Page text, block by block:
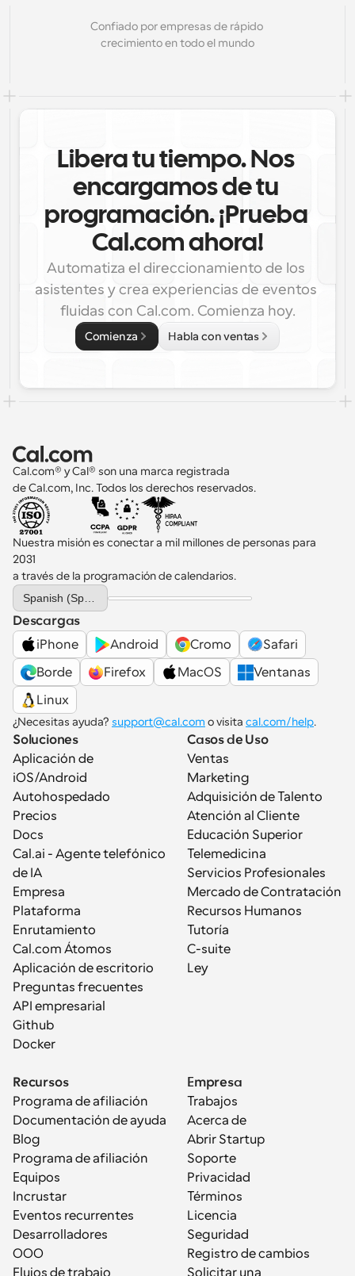
Confiado por empresas de rápido
crecimiento en todo el mundo
Libera tu tiempo. Nos
encargamos de tu
programación. ¡Prueba
Cal.com ahora!
Automatiza el direccionamiento de los
asistentes y crea experiencias de eventos
fluidas con Cal.com. Comienza hoy.
Comienza Habla con ventas
Cal.com® y Cal® son una marca registrada
de Cal.com, Inc. Todos los derechos reservados.
Nuestra misión es conectar a mil millones de personas para
2031
a través de la programación de calendarios.
Select Language
Descargas
iPhone
Android Cromo
Safari
Borde
Firefox MacOS
Ventanas
Linux
¿Necesitas ayuda? support@cal.com o visita cal.com/help.
Soluciones
Aplicación de
iOS/Android
Autohospedado
Precios
Docs
Cal.ai - Agente telefónico
de IA
Empresa
Plataforma
Enrutamiento
Cal.com Átomos
Aplicación de escritorio
Preguntas frecuentes
API empresarial
Github
Docker
Casos de Uso
Ventas
Marketing
Adquisición de Talento
Atención al Cliente
Educación Superior
Telemedicina
Servicios Profesionales
Mercado de Contratación
Recursos Humanos
Tutoría
C-suite
Ley
Recursos
Programa de afiliación
Documentación de ayuda
Blog
Programa de afiliación
Equipos
Incrustar
Eventos recurrentes
Desarrolladores
OOO
Flujos de trabajo
Empresa
Trabajos
Acerca de
Abrir Startup
Soporte
Privacidad
Términos
Licencia
Seguridad
Registro de cambios
Solicitar una